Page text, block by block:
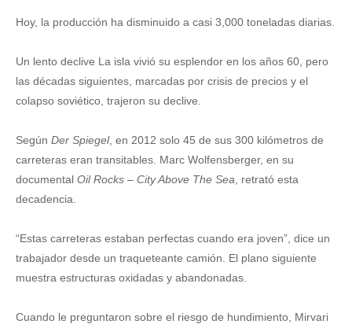
Hoy, la producción ha disminuido a casi 3,000 toneladas diarias.
Un lento declive La isla vivió su esplendor en los años 60, pero
las décadas siguientes, marcadas por crisis de precios y el
colapso soviético, trajeron su declive.
Según Der Spiegel, en 2012 solo 45 de sus 300 kilómetros de
carreteras eran transitables. Marc Wolfensberger, en su
documental Oil Rocks – City Above The Sea , retrató esta
decadencia.
“Estas carreteras estaban perfectas cuando era joven”, dice un
trabajador desde un traqueteante camión. El plano siguiente
muestra estructuras oxidadas y abandonadas.
Cuando le preguntaron sobre el riesgo de hundimiento, Mirvari